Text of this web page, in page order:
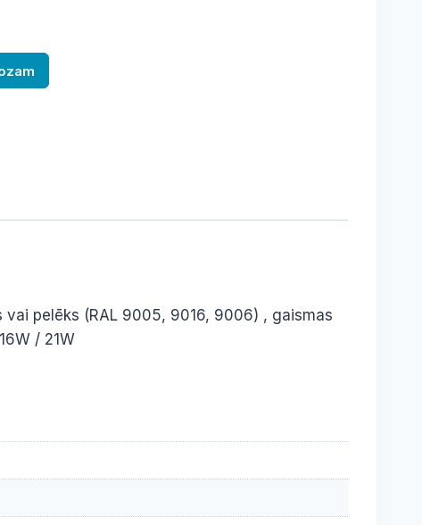
pelēks (RAL 9005, 9016, 9006) , gaismas
/ 21W